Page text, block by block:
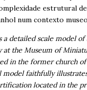
estrutural
num contexto
a detailed scale model of
at the Museum of
in the former church
model faithfully
located in the